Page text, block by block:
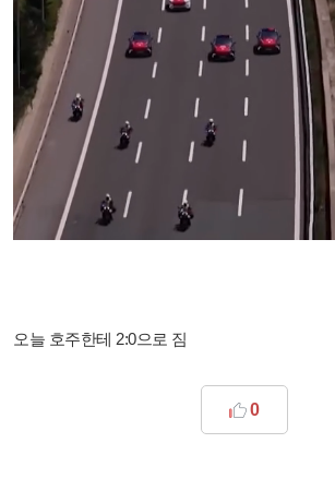
오늘 호주한테 2:0으로 짐
0